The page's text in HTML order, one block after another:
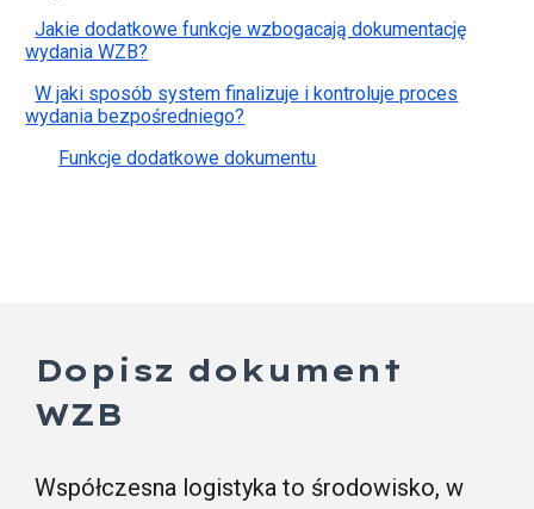
Jakie dodatkowe funkcje wzbogacają dokumentację
wydania WZB?
W jaki sposób system finalizuje i kontroluje proces
wydania bezpośredniego?
Funkcje dodatkowe dokumentu
Dopisz dokument
WZB
Współczesna logistyka to środowisko, w